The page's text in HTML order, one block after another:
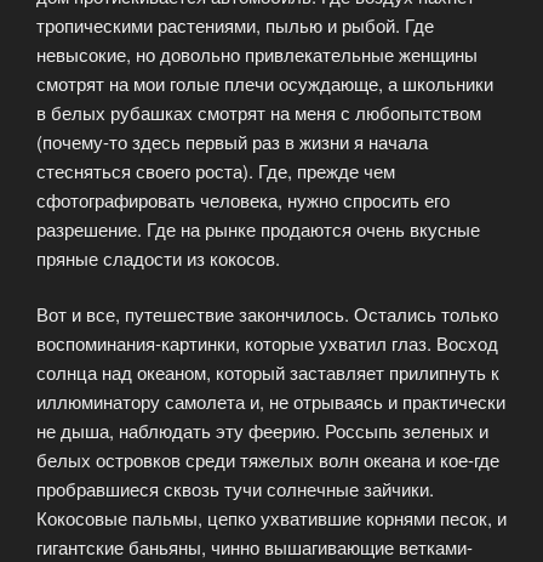
тропическими растениями, пылью и рыбой. Где
невысокие, но довольно привлекательные женщины
смотрят на мои голые плечи осуждающе, а школьники
в белых рубашках смотрят на меня с любопытством
(почему-то здесь первый раз в жизни я начала
стесняться своего роста). Где, прежде чем
сфотографировать человека, нужно спросить его
разрешение. Где на рынке продаются очень вкусные
пряные сладости из кокосов.
Вот и все, путешествие закончилось. Остались только
воспоминания-картинки, которые ухватил глаз. Восход
солнца над океаном, который заставляет прилипнуть к
иллюминатору самолета и, не отрываясь и практически
не дыша, наблюдать эту феерию. Россыпь зеленых и
белых островков среди тяжелых волн океана и кое-где
пробравшиеся сквозь тучи солнечные зайчики.
Кокосовые пальмы, цепко ухватившие корнями песок, и
гигантские баньяны, чинно вышагивающие ветками-